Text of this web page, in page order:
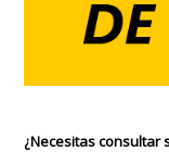
¿Necesitas consultar